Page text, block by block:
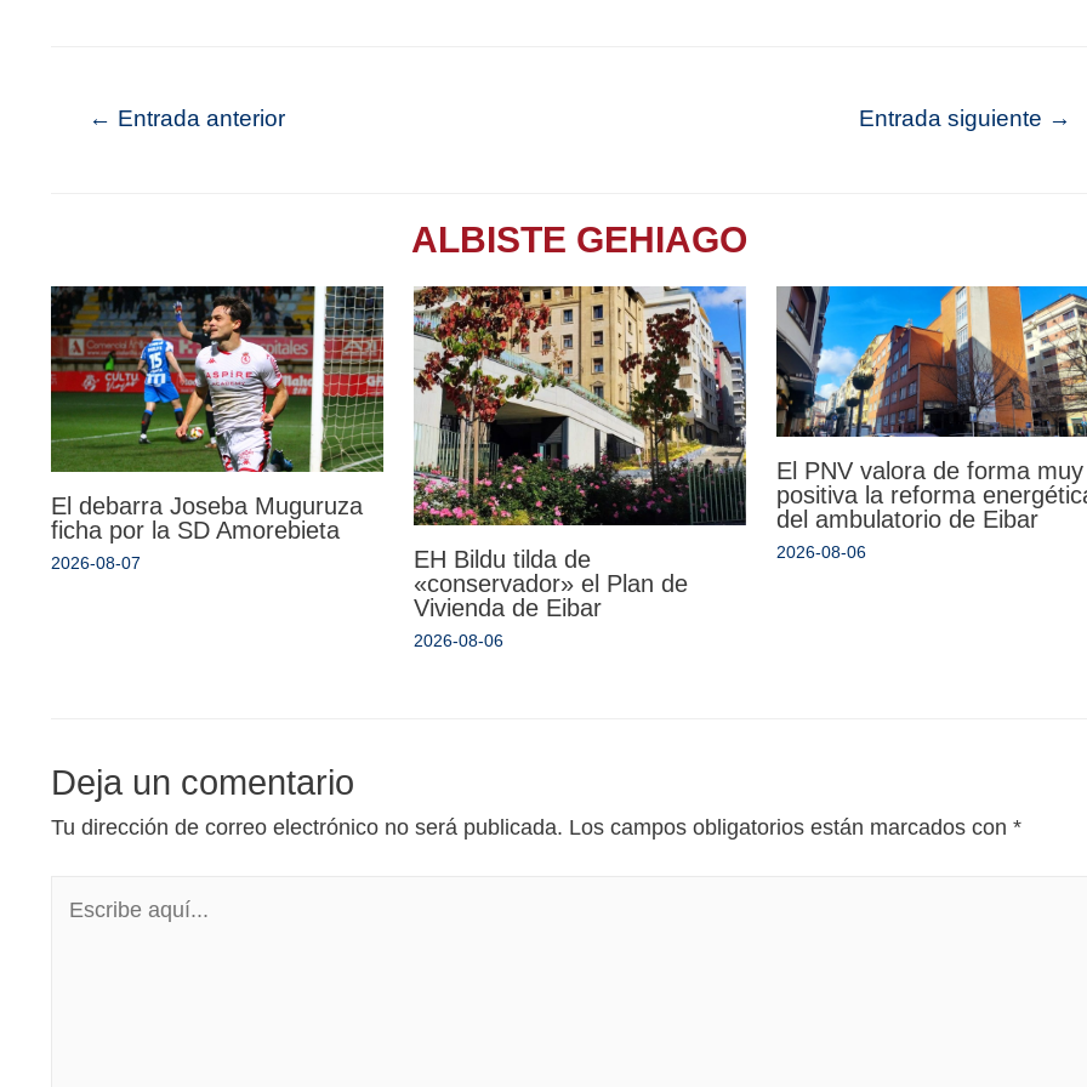
← Entrada anterior Entrada siguiente →
ALBISTE GEHIAGO
El debarra Joseba Muguruza
ficha por la SD Amorebieta
2026-08-07
EH Bildu tilda de
«conservador» el Plan de
Vivienda de Eibar
2026-08-06
El PNV valora de forma muy
positiva la reforma
del ambulatorio de Eibar
2026-08-06
Deja un comentario
Tu dirección de correo electrónico no será publicada. Los campos obligatorios están marcados con *